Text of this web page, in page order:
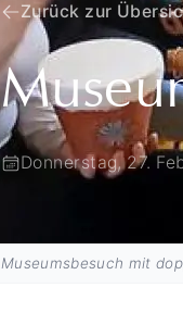
Zurück zur
Donnerstag, 27.
Museumsbesuch mit